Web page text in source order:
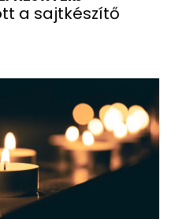
a sajtkészítő